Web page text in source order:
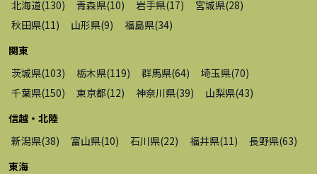
北海道(130) 青森県(10) 岩手県(17) 宮城県(28)
秋田県(11 ) 山形県(9) 福島県(34)
関東
茨城県(103) 栃木県(119) 群馬県(64) 埼玉県(70)
千葉県(150) 東京都(12) 神奈川県(39) 山梨県(43)
信越・北陸
新潟県(38) 富山県(10) 石川県(22) 福井県(11 ) 長野県(63)
東海